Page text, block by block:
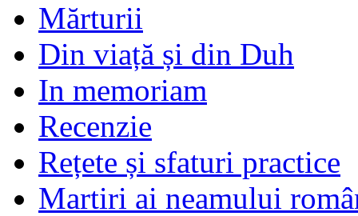
Mărturii
Din viață și din Duh
In memoriam
Recenzie
Rețete și sfaturi practice
Martiri ai neamului